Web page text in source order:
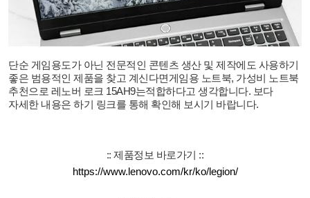
단순 게임용도가 아닌 전문적인 콘텐츠 생산 및 제작에도 사용하기
좋은 범용적인 제품을 찾고 계신다면게임용 노트북, 가성비 노트북
추천으로 레노버 로크 15AH9는적합하다고 생각합니다. 보다
자세한 내용은 하기 링크를 통해 확인해 보시기 바랍니다.
::제품정보 바로가기 ::
https://www.lenovo.com/kr/ko/legion/